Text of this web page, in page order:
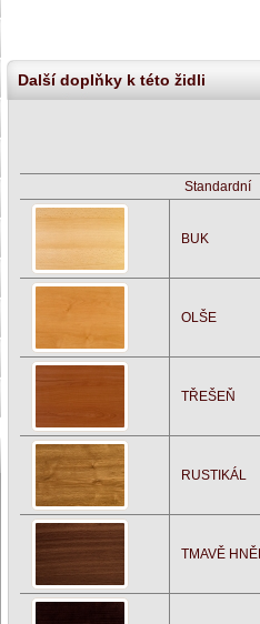
Další doplňky k této židli
Standardní
BUK
OLŠE
TŘEŠEŇ
RUSTIKÁL
TMAVĚ